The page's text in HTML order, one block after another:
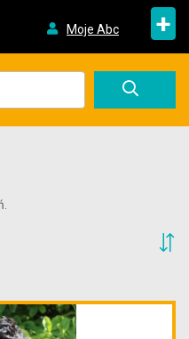
Moje Abc +